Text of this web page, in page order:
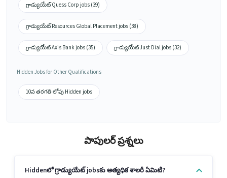
గ్రాడ్యుయేట్ Quess Corp jobs (39)
గ్రాడ్యుయేట్ Resources Global Placement jobs (38)
గ్రాడ్యుయేట్ Axis Bank jobs (35) గ్రాడ్యుయేట్ Just Dial jobs (32)
Hidden Jobs for Other Qualifications
10వ తరగతి లోపు Hidden jobs
పాపులర్ ప్రశ్నలు
Hiddenలో గ్రాడ్యుయేట్ jobsకు అత్యధిక శాలరీ ఏమిటి?